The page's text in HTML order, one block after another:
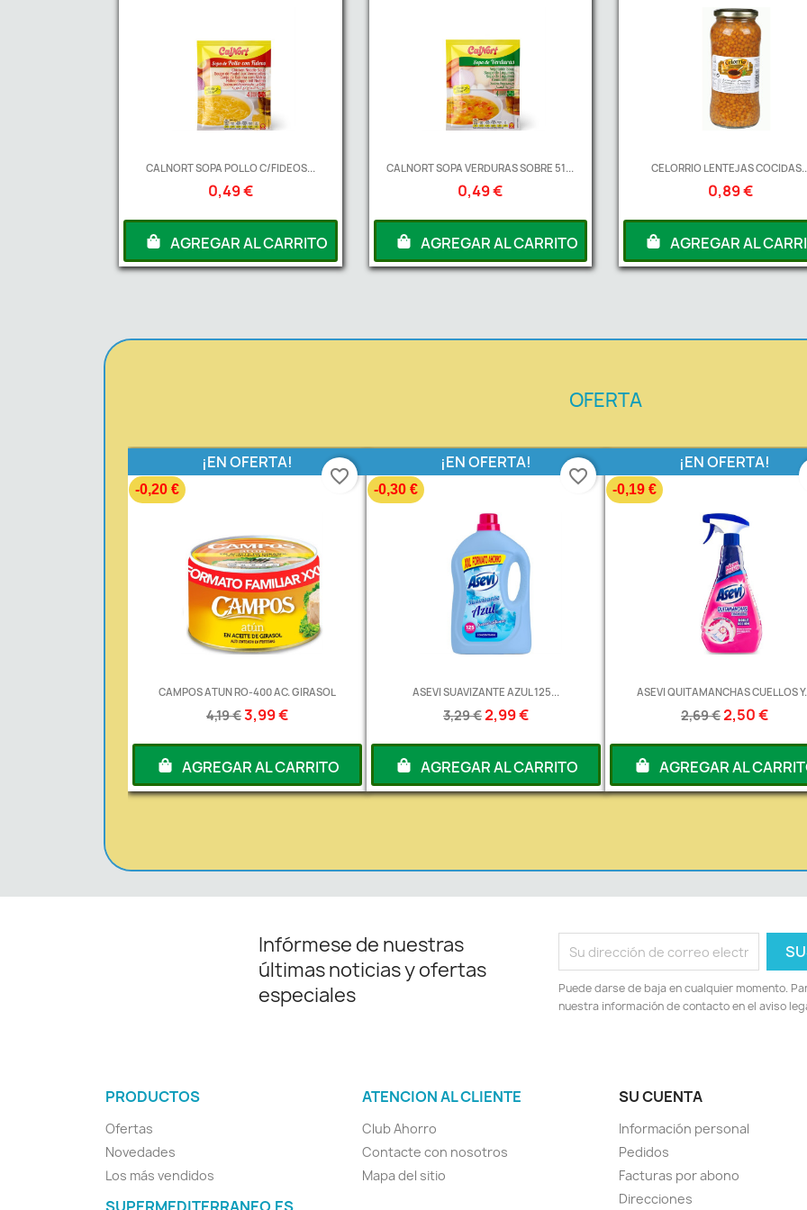
CALNORT SOPA POLLO C/FIDEOS...
0,49 €
AGREGAR AL CARRITO
CALNORT SOPA VERDURAS SOBRE 51...
0,49 €
AGREGAR AL CARRITO
CELORRIO LENTEJAS
0,89 €
AGREGAR AL
OFERTA
CAMPOS ATUN RO-400 AC. GIRASOL
4,19 €3,99 €
¡EN OFERTA!
-0,20 €
AGREGAR AL CARRITO
favorite_border
ASEVI SUAVIZANTE AZUL 125...
3,29 €2,99 €
¡EN OFERTA!
-0,30 €
AGREGAR AL CARRITO
favorite_border
ASEVI QUITAMANCHAS CUELLOS
2,69 €2,50 €
¡EN OFERTA!
-0,19 €
AGREGAR AL
Infórmese de nuestras
últimas noticias y ofertas
especiales
Puede darse de baja en cualquier momento.
nuestra información de contacto en el aviso
PRODUCTOS
Ofertas
Novedades
Los más vendidos
ATENCION AL CLIENTE
Club Ahorro
Contacte con nosotros
Mapa del sitio
SU CUENTA
Información personal
Pedidos
Facturas por abono
Direcciones